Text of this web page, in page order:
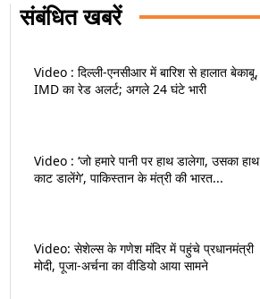
संबंधित खबरें
Video : दिल्ली-एनसीआर में बारिश से हालात बेकाबू,
IMD का रेड अलर्ट; अगले 24 घंटे भारी
Video : ‘जो हमारे पानी पर हाथ डालेगा, उसका हाथ
काट डालेंगे’, पाकिस्तान के मंत्री की भारत...
Video: सेशेल्स के गणेश मंदिर में पहुंचे प्रधानमंत्री
मोदी, पूजा-अर्चना का वीडियो आया सामने